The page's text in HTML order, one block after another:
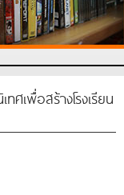
3
เพื่อสร้างโรงเรียน